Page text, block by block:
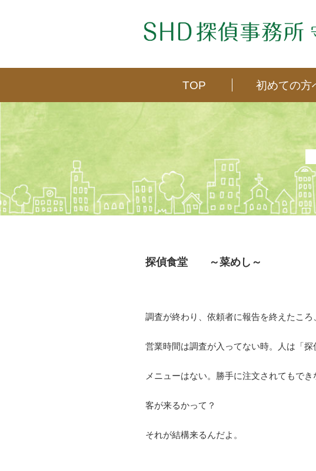
TOP 初めての方
茨城県守谷市、取手市、常総市、龍ヶ崎市、坂東市、境町、古河市
探偵食堂 ～菜めし～
調査が終わり、依頼者に報告を終えたころ
営業時間は調査が入ってない時。人は「探
メニューはない。勝手に注文されてもで
客が来るかって？
それが結構来るんだよ。